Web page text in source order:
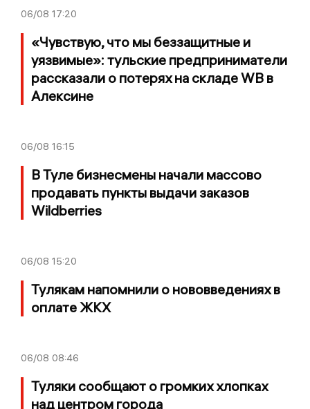
06/08 17:20
«Чувствую, что мы беззащитные и
уязвимые»: тульские предприниматели
рассказали о потерях на складе WB в
Алексине
06/08 16:15
В Туле бизнесмены начали массово
продавать пункты выдачи заказов
Wildberries
06/08 15:20
Тулякам напомнили о нововведениях в
оплате ЖКХ
06/08 08:46
Туляки сообщают о громких хлопках
над центром города